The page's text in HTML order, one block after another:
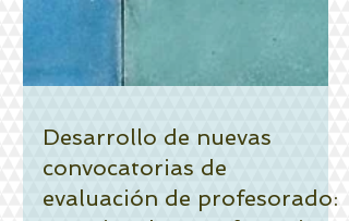
Desarrollo de nuevas
convocatorias de